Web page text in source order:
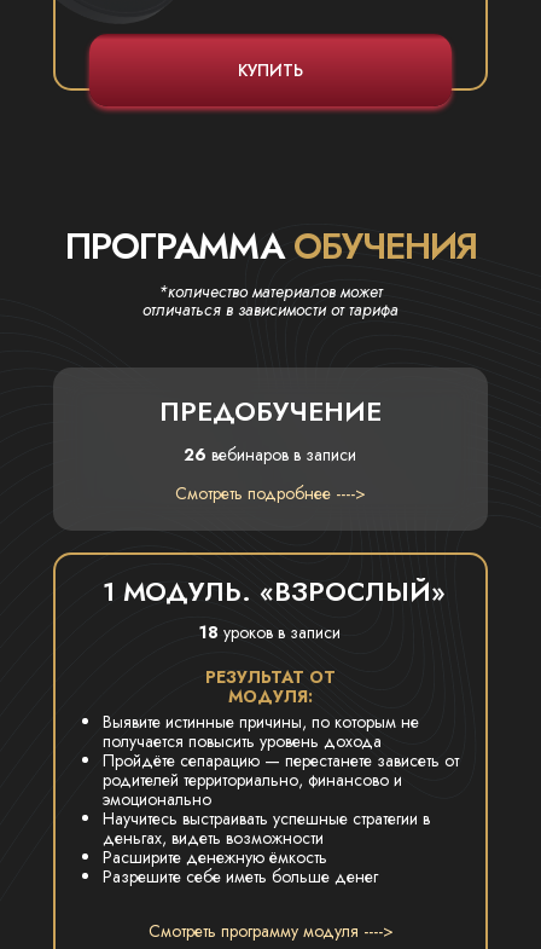
КУПИТЬ
ПРОГРАММА ОБУЧЕНИЯ
*количество материалов может
отличаться в зависимости от тарифа
ПРЕДОБУЧЕНИЕ
26 вебинаров в записи
Смотреть подробнее ---->
1 МОДУЛЬ. «ВЗРОСЛЫЙ»
18 уроков в записи
Смотреть программу модуля ---->
РЕЗУЛЬТАТ ОТ
МОДУЛЯ:
Выявите истинные причины, по которым не
получается повысить уровень дохода
Пройдёте сепарацию — перестанете зависеть от
родителей территориально, финансово и
эмоционально
Научитесь выстраивать успешные стратегии в
деньгах, видеть возможности
Расширите денежную ёмкость
Разрешите себе иметь больше денег